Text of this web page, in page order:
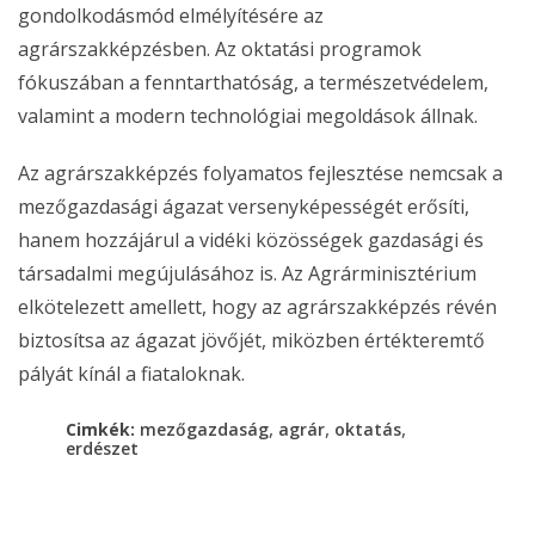
gondolkodásmód elmélyítésére az
agrárszakképzésben. Az oktatási programok
fókuszában a fenntarthatóság, a természetvédelem,
valamint a modern technológiai megoldások állnak.
Az agrárszakképzés folyamatos fejlesztése nemcsak a
mezőgazdasági ágazat versenyképességét erősíti,
hanem hozzájárul a vidéki közösségek gazdasági és
társadalmi megújulásához is. Az Agrárminisztérium
elkötelezett amellett, hogy az agrárszakképzés révén
biztosítsa az ágazat jövőjét, miközben értékteremtő
pályát kínál a fiataloknak.
Cimkék: mezőgazdaság, agrár, oktatás,
erdészet